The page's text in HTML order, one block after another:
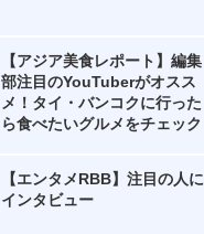
【アジア美食レポート】編集
部注目のYouTuberがオスス
メ！タイ・バンコクに行った
ら食べたいグルメをチェック
【エンタメRBB】注目の人に
インタビュー